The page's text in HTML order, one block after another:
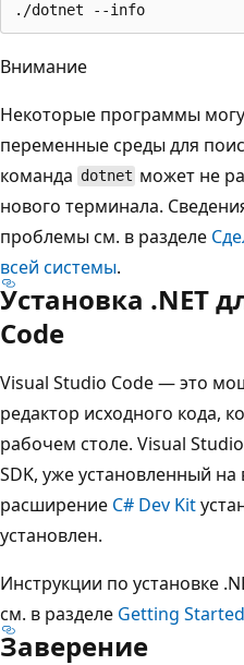
Внимание
Некоторые программы
переменные среды для
команда dotnet может не
нового терминала.
проблемы см. в разделе
всей системы.
Установка .NET
Code
Visual Studio Code — это
редактор исходного кода,
рабочем столе. Visual
SDK, уже установленный
расширение C# Dev Kit
установлен.
Инструкции по установке
см. в разделе Getting
Заверение